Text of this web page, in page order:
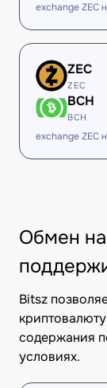
exchange ZEC
ZEC
ZEC
BCH
BCH
exchange ZEC
Обмен на
Bitsz
содержания
условиях.